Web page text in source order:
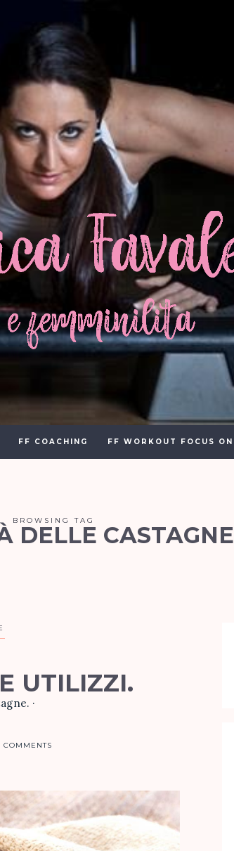
FF COACHING FF WORKOUT FOCUS ON
BROWSING TAG
DELLE CASTAGNE
UTILIZZI.
·
COMMENTS